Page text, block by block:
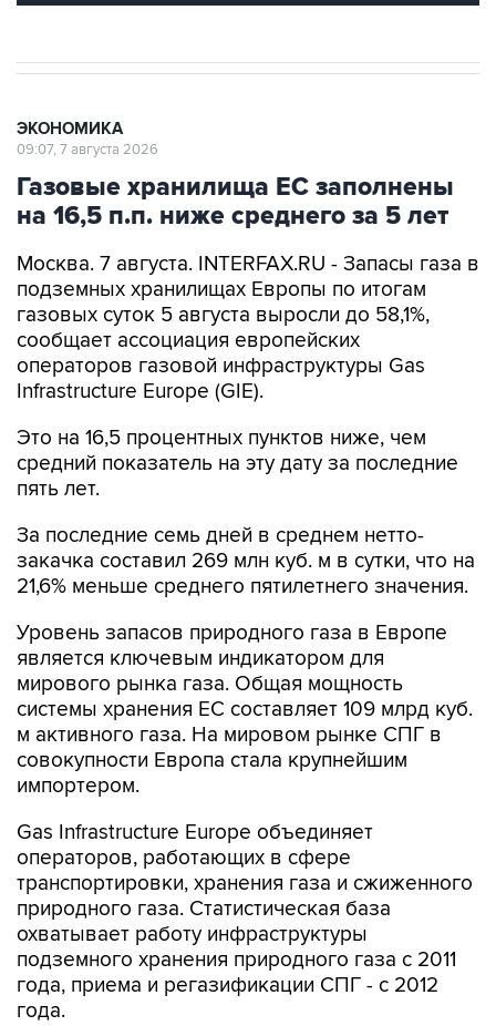
ЭКОНОМИКА
09:07, 7 августа 2026
Газовые хранилища ЕС заполнены
на 16,5 п.п. ниже среднего за 5 лет
Москва. 7 августа. INTERFAX.RU - Запасы газа в
подземных хранилищах Европы по итогам
газовых суток 5 августа выросли до 58,1%,
сообщает ассоциация европейских
операторов газовой инфраструктуры Gas
Infrastructure Europe (GIE).
Это на 16,5 процентных пунктов ниже, чем
средний показатель на эту дату за последние
пять лет.
За последние семь дней в среднем нетто-
закачка составил 269 млн куб. м в сутки, что на
21,6% меньше среднего пятилетнего значения.
Уровень запасов природного газа в Европе
является ключевым индикатором для
мирового рынка газа. Общая мощность
системы хранения ЕС составляет 109 млрд куб.
м активного газа. На мировом рынке СПГ в
совокупности Европа стала крупнейшим
импортером.
Gas Infrastructure Europe объединяет
операторов, работающих в сфере
транспортировки, хранения газа и сжиженного
природного газа. Статистическая база
охватывает работу инфраструктуры
подземного хранения природного газа с 2011
года, приема и регазификации СПГ - с 2012
года.